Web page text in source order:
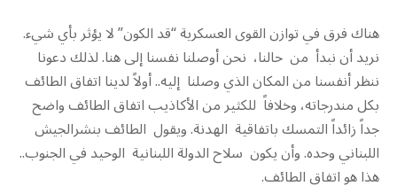
هناك فرق في توازن القوى العسكرية “قد الكون” لا يؤثر بأي شيء.
نريد أن نبدأ من حالنا، نحن أوصلنا نفسنا إلى هنا. لذلك دعونا
ننظر أنفسنا من المكان الذي وصلنا إليه.. أولاً لدينا اتفاق الطائف
بكل مندرجاته، وخلافاً للكثير من الأكاذيب اتفاق الطائف واضح
جداً زائداً التمسك باتفاقية الهدنة. ويقول الطائف بنشرالجيش
اللبناني وحده. وأن يكون سلاح الدولة اللبنانية الوحيد في الجنوب..
هذا هو اتفاق الطائف.